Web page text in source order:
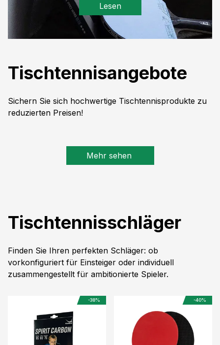
Lesen
Tischtennisangebote
Sichern Sie sich hochwertige Tischtennisprodukte zu
reduzierten Preisen!
Mehr sehen
Tischtennisschläger
Finden Sie Ihren perfekten Schläger: ob
vorkonfiguriert für Einsteiger oder individuell
zusammengestellt für ambitionierte Spieler.
-38% -40%